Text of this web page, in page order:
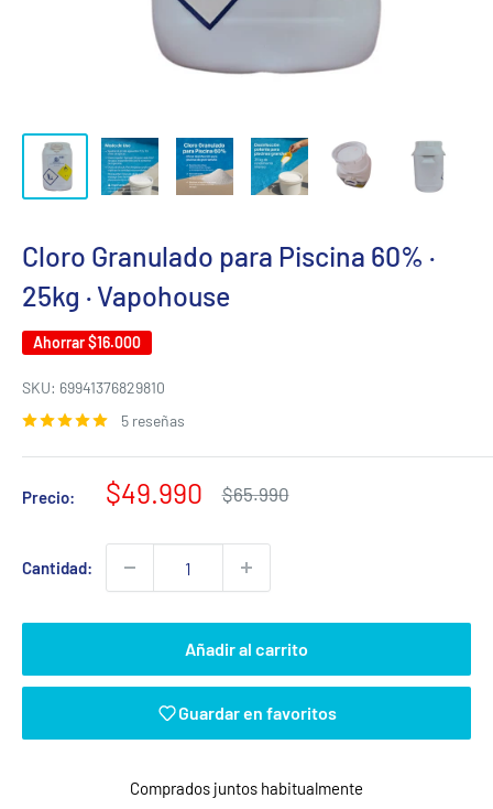
Cloro Granulado para Piscina 60% ·
25kg · Vapohouse
Ahorrar$16.000
SKU: 69941376829810
5 reseñas
Precio:
Precio
venta
$49.990
Precio
$65.990
Cantidad:
Añadir al carrito
Guardar en favoritos
Comprados juntos habitualmente